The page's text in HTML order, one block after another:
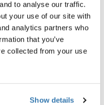
to analyse our traffic.
your use of our site with
analytics partners who
that you’ve
collected from your use
Show details